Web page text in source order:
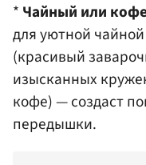
* Чайный или
для уютной
(красивый
изысканных
кофе) — создаст
передышки.